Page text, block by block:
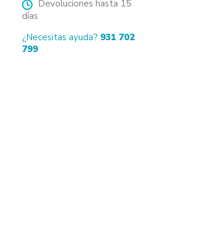
Devoluciones hasta 15
días
¿Necesitas ayuda? 931 702
799